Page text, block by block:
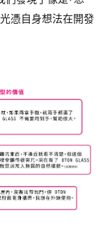
憑自身想法在開發